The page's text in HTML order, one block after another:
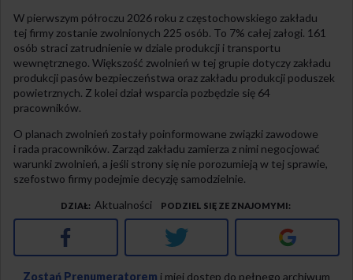
W pierwszym półroczu 2026 roku z częstochowskiego zakładu
tej firmy zostanie zwolnionych 225 osób. To 7% całej załogi. 161
osób straci zatrudnienie w dziale produkcji i transportu
wewnętrznego. Większość zwolnień w tej grupie dotyczy zakładu
produkcji pasów bezpieczeństwa oraz zakładu produkcji poduszek
powietrznych. Z kolei dział wsparcia pozbędzie się 64
pracowników.
O planach zwolnień zostały poinformowane związki zawodowe
i rada pracowników. Zarząd zakładu zamierza z nimi negocjować
warunki zwolnień, a jeśli strony się nie porozumieją w tej sprawie,
szefostwo firmy podejmie decyzję samodzielnie.
DZIAŁ Aktualności PODZIEL SIĘ ZE ZNAJOMYMI
Facebook Twitter Google+
Zostań Prenumeratorem i miej dostęp do pełnego archiwum